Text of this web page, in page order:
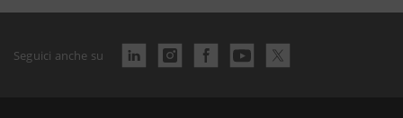
Seguici anche su